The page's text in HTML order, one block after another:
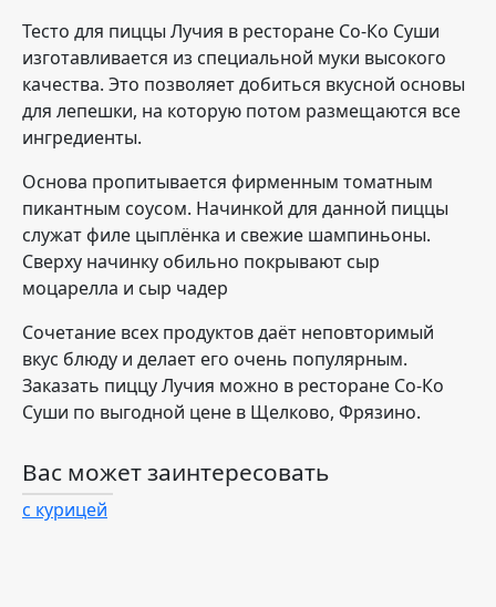
Тесто для пиццы Лучия в ресторане Со-Ко Суши
изготавливается из специальной муки высокого
качества. Это позволяет добиться вкусной основы
для лепешки, на которую потом размещаются все
ингредиенты.
Основа пропитывается фирменным томатным
пикантным соусом. Начинкой для данной пиццы
служат филе цыплёнка и свежие шампиньоны.
Сверху начинку обильно покрывают сыр
моцарелла и сыр чадер
Сочетание всех продуктов даёт неповторимый
вкус блюду и делает его очень популярным.
Заказать пиццу Лучия можно в ресторане Со-Ко
Суши по выгодной цене в Щелково, Фрязино.
Вас может заинтересовать
с курицей